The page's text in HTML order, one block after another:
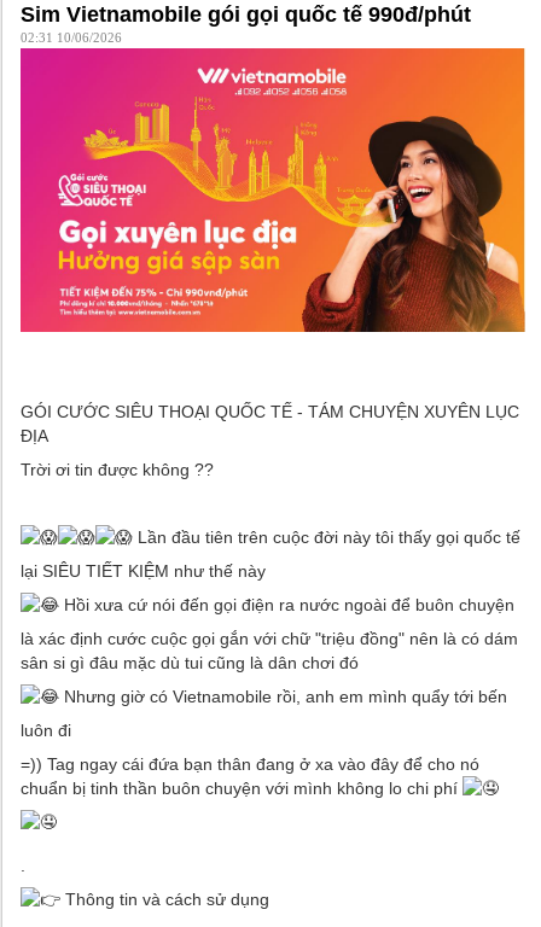
Sim Vietnamobile gói gọi quốc tế 990đ/phút
02:31 10/06/2026
GÓI CƯỚC SIÊU THOẠI QUỐC TẾ - TÁM CHUYỆN XUYÊN LỤC
ĐỊA
Trời ơi tin được không ??
Lần đầu tiên trên cuộc đời này tôi thấy gọi quốc tế
lại SIÊU TIẾT KIỆM như thế này
Hồi xưa cứ nói đến gọi điện ra nước ngoài để buôn chuyện
là xác định cước cuộc gọi gắn với chữ "triệu đồng" nên là có dám
sân si gì đâu mặc dù tui cũng là dân chơi đó
Nhưng giờ có Vietnamobile rồi, anh em mình quẩy tới bến
luôn đi
=)) Tag ngay cái đứa bạn thân đang ở xa vào đây để cho nó
chuẩn bị tinh thần buôn chuyện với mình không lo chi phí
Thông tin và cách sử dụng